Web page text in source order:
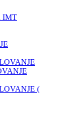
IMT
(